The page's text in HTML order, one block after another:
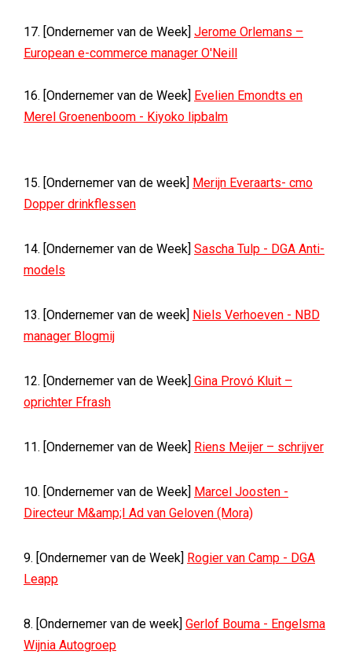
17. [Ondernemer van de Week] Jerome Orlemans –
European e-commerce manager O'Neill
16. [Ondernemer van de Week] Evelien Emondts en
Merel Groenenboom - Kiyoko lipbalm
15. [Ondernemer van de week] Merijn Everaarts- cmo
Dopper drinkflessen
14. [Ondernemer van de Week] Sascha Tulp - DGA Anti-
models
13. [Ondernemer van de week] Niels Verhoeven - NBD
manager Blogmij
12. [Ondernemer van de Week] Gina Provó Kluit –
oprichter Ffrash
11. [Ondernemer van de Week] Riens Meijer – schrijver
10. [Ondernemer van de Week] Marcel Joosten -
Directeur M&amp;I Ad van Geloven (Mora)
9. [Ondernemer van de Week] Rogier van Camp - DGA
Leapp
8. [Ondernemer van de week] Gerlof Bouma - Engelsma
Wijnia Autogroep